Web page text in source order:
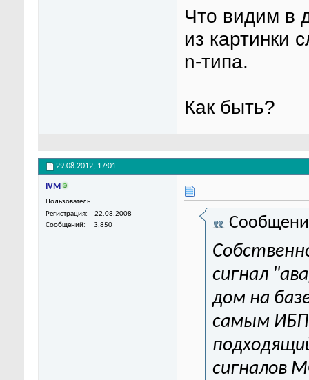
Что видим в
из картинки
n-типа.
Как быть?
29.08.2012, 17:01
IVM
Пользователь
Регистрация
22.08.2008
Сообщений
3,850
сигнал
дом на
самым ИБП.
сигналов